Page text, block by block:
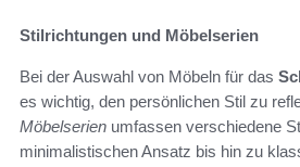
Stilrichtungen und Möbelserien
Bei der Auswahl von Möbeln für das
es wichtig, den persönlichen Stil zu
Möbelserien umfassen verschiedene
minimalistischen Ansatz bis hin zu